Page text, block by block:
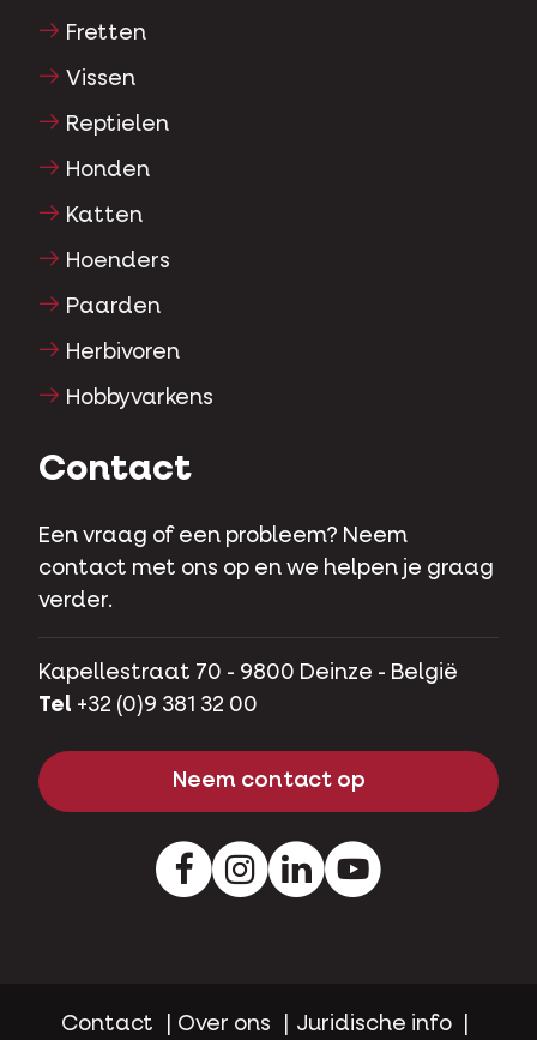
Fretten
Vissen
Reptielen
Honden
Katten
Hoenders
Paarden
Herbivoren
Hobbyvarkens
Contact
Een vraag of een probleem? Neem
contact met ons op en we helpen je graag
verder.
Kapellestraat 70 - 9800 Deinze - België
Tel +32 (0)9 381 32 00
Neem contact op
FacebookInstagramLinkedInYoutube
Contact Over ons Juridische info